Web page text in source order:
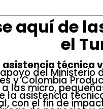
aquí de
el
asistencia técnica
apoyo del
y Colombia
a las micro,
la asistencia
con el fin de